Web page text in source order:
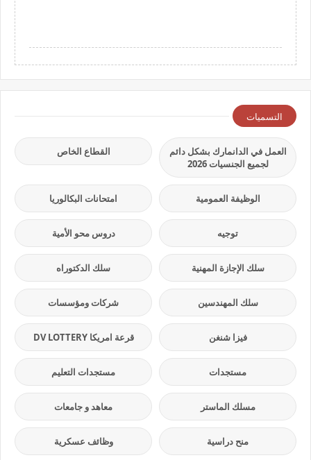
التسميات
العمل في الدانمارك بشكل دائم
لجميع الجنسيات 2026
القطاع الخاص
الوظيفة العمومية امتحانات البكالوريا
توجيه دروس محو الأمية
سلك الإجازة المهنية سلك الدكتوراه
سلك المهندسين شركات ومؤسسات
فيزا شنغن قرعة امريكا DV LOTTERY
مستجدات مستجدات التعليم
مسلك الماستر معاهد و جامعات
منح دراسية وظائف عسكرية